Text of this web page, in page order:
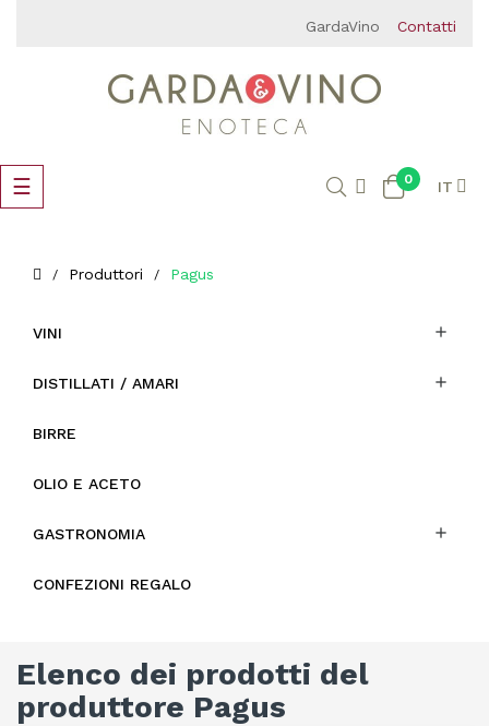
GardaVino Contatti
navigazione
Toggle
☰ 0 IT
Produttori Pagus
VINI 
DISTILLATI / AMARI 
BIRRE
OLIO E ACETO
GASTRONOMIA 
CONFEZIONI REGALO
Elenco dei prodotti del
produttore Pagus